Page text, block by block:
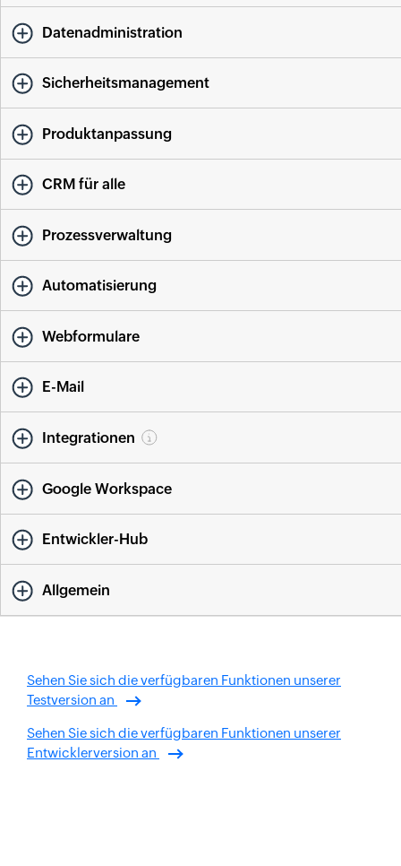
Datenadministration
Sicherheitsmanagement
Produktanpassung
CRM für alle
Prozessverwaltung
Automatisierung
Webformulare
E-Mail
Integrationen
Google Workspace
Entwickler-Hub
Allgemein
Sehen Sie sich die verfügbaren Funktionen unserer
Testversion an
Sehen Sie sich die verfügbaren Funktionen unserer
Entwicklerversion an